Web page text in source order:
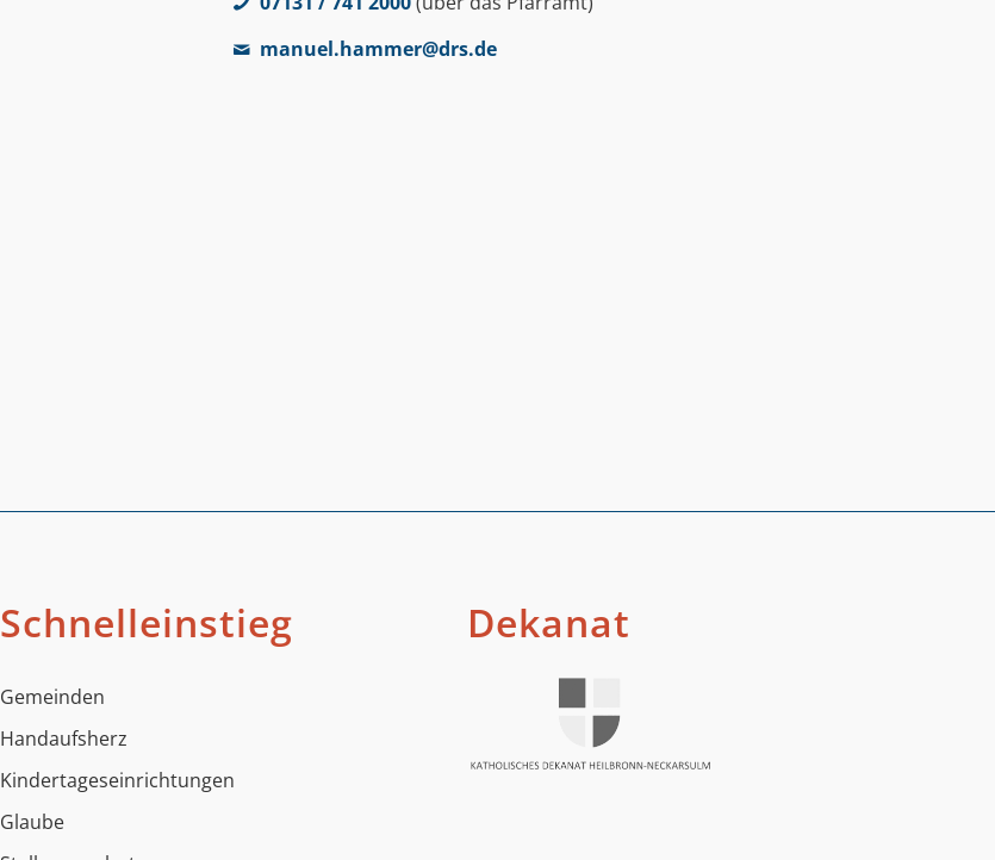
manuel.hammer@drs.de
Schnelleinstieg
Gemeinden
Handaufsherz
Kindertageseinrichtungen
Glaube
Dekanat